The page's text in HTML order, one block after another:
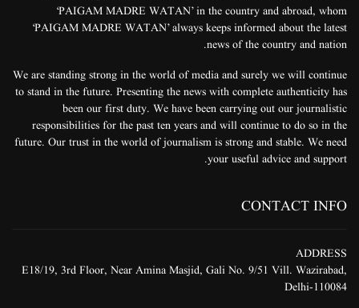
‘PAIGAM MADRE WATAN’ in the country and abroad, whom
‘PAIGAM MADRE WATAN’ always keeps informed about the latest
news of the country and nation.
We are standing strong in the world of media and surely we will continue
to stand in the future. Presenting the news with complete authenticity has
been our first duty. We have been carrying out our journalistic
responsibilities for the past ten years and will continue to do so in the
future. Our trust in the world of journalism is strong and stable. We need
your useful advice and support.
CONTACT INFO
ADDRESS
E18/19, 3rd Floor, Near Amina Masjid, Gali No. 9/51 Vill. Wazirabad,
Delhi-110084